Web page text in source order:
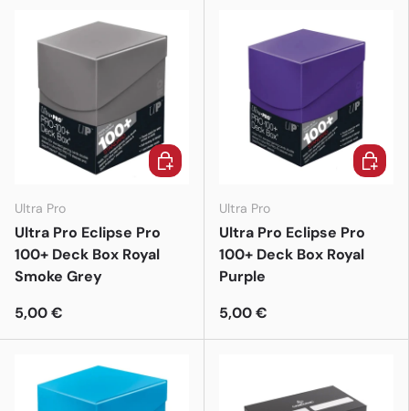
Ultra Pro
Ultra Pro Eclipse Pro
100+ Deck Box Royal
Smoke Grey
5,00 €
In den Warenkorb
Ultra Pro
Ultra Pro Eclipse Pro
100+ Deck Box Royal
Purple
5,00 €
In den